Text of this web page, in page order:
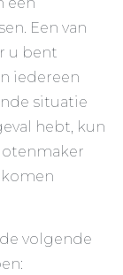
Een van
u bent
iedereen
situatie
hebt, kun
volgende